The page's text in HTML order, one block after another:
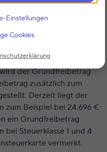
Einstellungen
Cookies
einen Kinderlosenzuschlag
sich aus dem
der Grundfreibetrag
zusätzlich zum
Derzeit liegt der
zum Beispiel bei 24.696 €
ein Grundfreibetrag
bei Steuerklasse 1 und 4
vermerkt.